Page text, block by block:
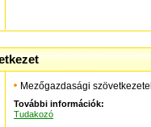
Mezőgazdasági
További információk:
Tudakozó